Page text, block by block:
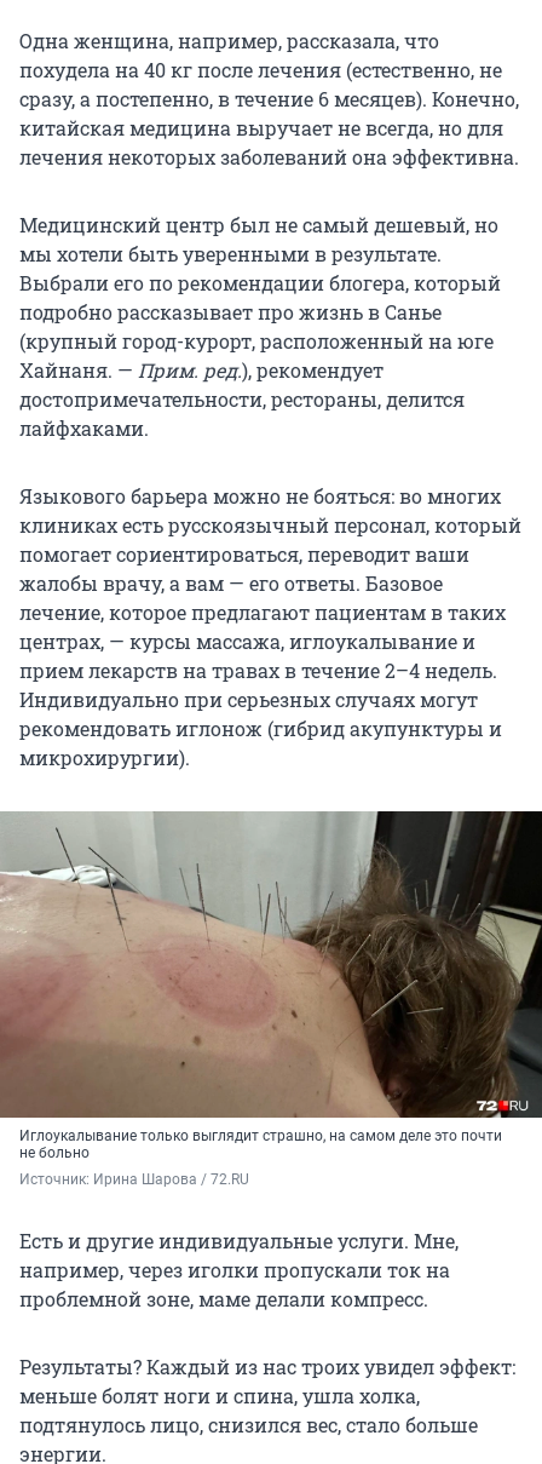
Одна женщина, например, рассказала, что
похудела на 40 кг после лечения (естественно, не
сразу, а постепенно, в течение 6 месяцев). Конечно,
китайская медицина выручает не всегда, но для
лечения некоторых заболеваний она эффективна.
Медицинский центр был не самый дешевый, но
мы хотели быть уверенными в результате.
Выбрали его по рекомендации блогера, который
подробно рассказывает про жизнь в Санье
(крупный город-курорт, расположенный на юге
Хайнаня. — Прим. ред.), рекомендует
достопримечательности, рестораны, делится
лайфхаками.
Языкового барьера можно не бояться: во многих
клиниках есть русскоязычный персонал, который
помогает сориентироваться, переводит ваши
жалобы врачу, а вам — его ответы. Базовое
лечение, которое предлагают пациентам в таких
центрах, — курсы массажа, иглоукалывание и
прием лекарств на травах в течение 2–4 недель.
Индивидуально при серьезных случаях могут
рекомендовать иглонож (гибрид акупунктуры и
микрохирургии).
Иглоукалывание только выглядит страшно, на самом деле это почти
не больно
Источник: Ирина Шарова / 72.RU
Есть и другие индивидуальные услуги. Мне,
например, через иголки пропускали ток на
проблемной зоне, маме делали компресс.
Результаты? Каждый из нас троих увидел эффект:
меньше болят ноги и спина, ушла холка,
подтянулось лицо, снизился вес, стало больше
энергии.